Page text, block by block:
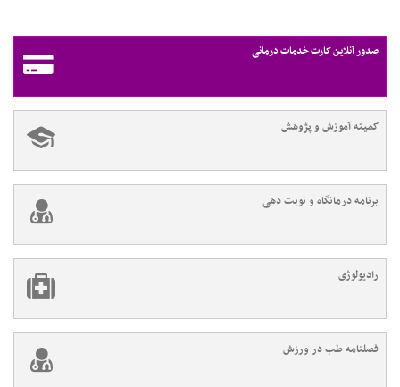
صدور آنلاین کارت خدمات درمانی
کمیته آموزش و پژوهش
برنامه درمانگاه و نوبت دهی
رادیولوژی
فصلنامه طب در ورزش